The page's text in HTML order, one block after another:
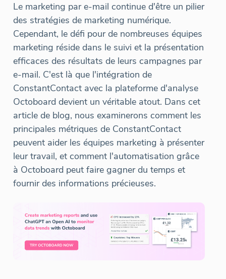
Le marketing par e-mail continue d'être un pilier
des stratégies de marketing numérique.
Cependant, le défi pour de nombreuses équipes
marketing réside dans le suivi et la présentation
efficaces des résultats de leurs campagnes par
e-mail. C'est là que l'intégration de
ConstantContact avec la plateforme d'analyse
Octoboard devient un véritable atout. Dans cet
article de blog, nous examinerons comment les
principales métriques de ConstantContact
peuvent aider les équipes marketing à présenter
leur travail, et comment l'automatisation grâce
à Octoboard peut faire gagner du temps et
fournir des informations précieuses.